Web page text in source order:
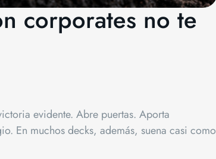
corporates no te
evidente. Abre puertas. Aporta
En muchos decks, además, suena casi como